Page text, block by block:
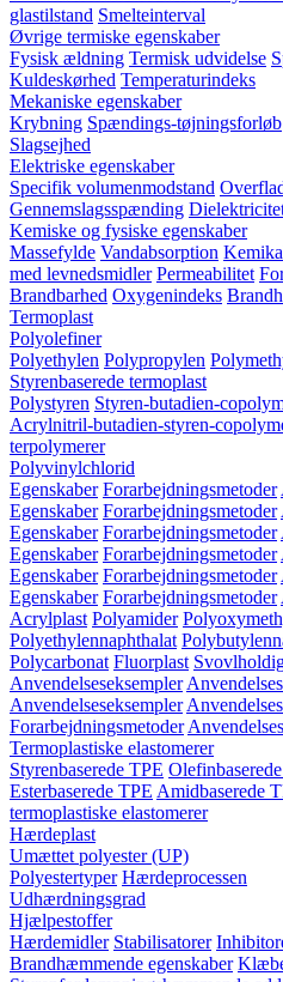
glastilstand Smelteinterval
Øvrige termiske egenskaber
Fysisk ældning Termisk udvidelse
Kuldeskørhed Temperaturindeks
Mekaniske egenskaber
Krybning Spændings-tøjningsforløb
Slagsejhed
Elektriske egenskaber
Specifik volumenmodstand
Gennemslagsspænding
Kemiske og fysiske egenskaber
Massefylde Vandabsorption
med levnedsmidler Permeabilitet
Brandbarhed Oxygenindeks
Termoplast
Polyolefiner
Polyethylen Polypropylen
Styrenbaserede termoplast
Polystyren Styren-butadien-
Acrylnitril-butadien-styren-
terpolymerer
Polyvinylchlorid
Egenskaber Forarbejdningsmetoder
Egenskaber Forarbejdningsmetoder
Egenskaber Forarbejdningsmetoder
Egenskaber Forarbejdningsmetoder
Egenskaber Forarbejdningsmetoder
Egenskaber Forarbejdningsmetoder
Acrylplast Polyamider
Polyethylennaphthalat
Polycarbonat Fluorplast
Anvendelseseksempler
Anvendelseseksempler
Forarbejdningsmetoder
Termoplastiske elastomerer
Styrenbaserede TPE
Esterbaserede TPE Amidbaserede
termoplastiske elastomerer
Hærdeplast
Umættet polyester (UP)
Polyestertyper Hærdeprocessen
Udhærdningsgrad
Hjælpestoffer
Hærdemidler Stabilisatorer
Brandhæmmende egenskaber